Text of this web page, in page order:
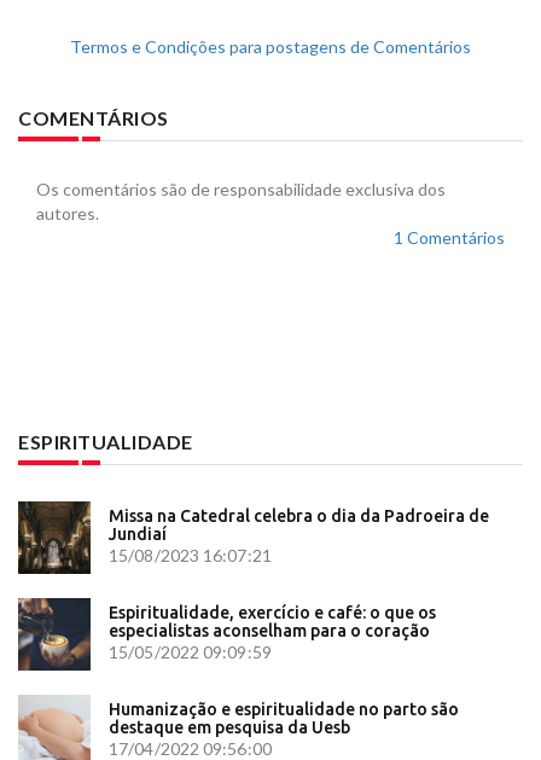
Termos e Condições para postagens de Comentários
COMENTÁRIOS
Os comentários são de responsabilidade exclusiva dos
autores.
1 Comentários
ESPIRITUALIDADE
Missa na Catedral celebra o dia da Padroeira de
Jundiaí
15/08/2023 16:07:21
Espiritualidade, exercício e café: o que os
especialistas aconselham para o coração
15/05/2022 09:09:59
Humanização e espiritualidade no parto são
destaque em pesquisa da Uesb
17/04/2022 09:56:00